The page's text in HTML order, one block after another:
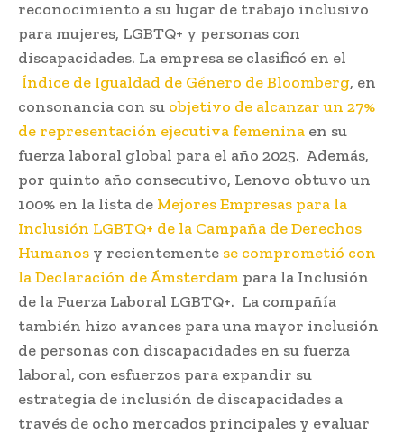
reconocimiento a su lugar de trabajo inclusivo
para mujeres, LGBTQ+ y personas con
discapacidades. La empresa se clasificó en el
Índice de Igualdad de Género de Bloomberg, en
consonancia con su objetivo de alcanzar un 27%
de representación ejecutiva femenina en su
fuerza laboral global para el año 2025. Además,
por quinto año consecutivo, Lenovo obtuvo un
100% en la lista de Mejores Empresas para la
Inclusión LGBTQ+ de la Campaña de Derechos
Humanos y recientemente se comprometió con
la Declaración de Ámsterdam para la Inclusión
de la Fuerza Laboral LGBTQ+. La compañía
también hizo avances para una mayor inclusión
de personas con discapacidades en su fuerza
laboral, con esfuerzos para expandir su
estrategia de inclusión de discapacidades a
través de ocho mercados principales y evaluar